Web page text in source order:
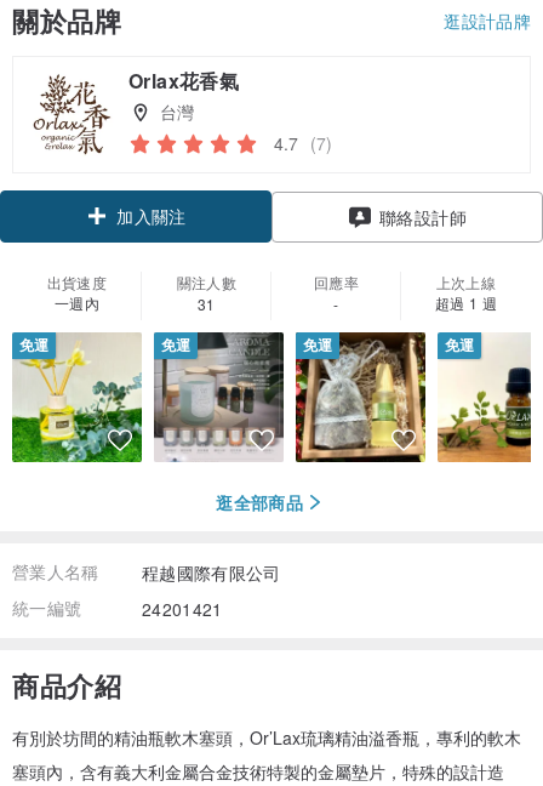
關於品牌 逛設計品牌
Orlax花香氣
台灣
4.7 (7)
加入關注 聯絡設計師
出貨速度
一週內
關注人數
31
回應率
-
上次上線
超過 1 週
免運 免運 免運 免運
逛全部商品
營業人名稱
程越國際有限公司
統一編號
24201421
商品介紹
有別於坊間的精油瓶軟木塞頭，Or’Lax琉璃精油溢香瓶，專利的軟木
塞頭內，含有義大利金屬合金技術特製的金屬墊片，特殊的設計造